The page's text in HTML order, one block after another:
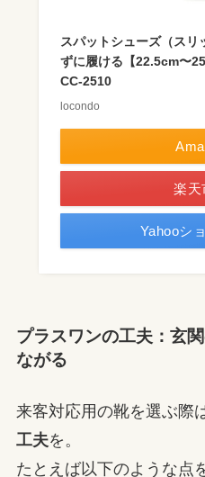
スパットシューズ（スリ
ずに履ける【22.5cm〜
CC-2510
locondo
楽天
Yahooシ
プラスワンの工夫：玄
ながる
来客対応用の靴を選ぶ際
工夫を。
たとえば以下のような点